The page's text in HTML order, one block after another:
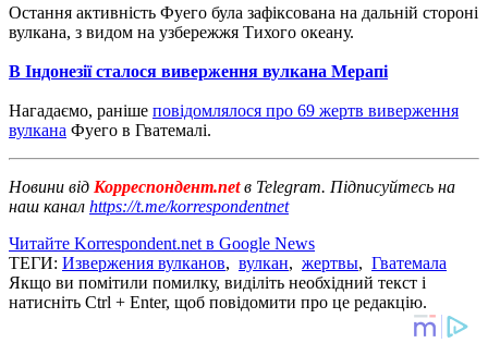
Остання активність Фуего була зафіксована на дальній стороні
вулкана, з видом на узбережжя Тихого океану.
В Індонезії сталося виверження вулкана Мерапі
Нагадаємо, раніше повідомлялося про 69 жертв виверження
вулкана Фуего в Гватемалі.
Новини від Корреспондент.netв Telegram. Підписуйтесь на
наш канал https://t.me/korrespondentnet
Читайте Korrespondent.net в Google News
ТЕГИ: Извержения вулканов, вулкан, жертвы, Гватемала
Якщо ви помітили помилку, виділіть необхідний текст і
натисніть Ctrl + Enter, щоб повідомити про це редакцію.